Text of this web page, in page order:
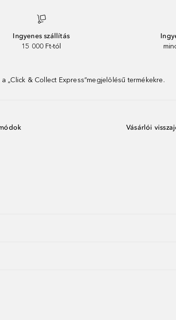
Ingyenes szállítás
15 000 Ft-tól
„Click & Collect Express”megjelölésű termékekre.
Vásárlói